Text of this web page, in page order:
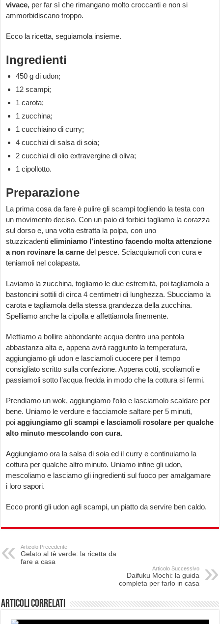
vivace, per far sì che rimangano molto croccanti e non si
ammorbidiscano troppo.
Ecco la ricetta, seguiamola insieme.
Ingredienti
450 g di udon;
12 scampi;
1 carota;
1 zucchina;
1 cucchiaino di curry;
4 cucchiai di salsa di soia;
2 cucchiai di olio extravergine di oliva;
1 cipollotto.
Preparazione
La prima cosa da fare è pulire gli scampi togliendo la testa con
un movimento deciso. Con un paio di forbici tagliamo la corazza
sul dorso e, una volta estratta la polpa, con uno
stuzzicadenti eliminiamo l’intestino facendo molta attenzione
a non rovinare la carne del pesce. Sciacquiamoli con cura e
teniamoli nel colapasta.
Laviamo la zucchina, togliamo le due estremità, poi tagliamola a
bastoncini sottili di circa 4 centimetri di lunghezza. Sbucciamo la
carota e tagliamola della stessa grandezza della zucchina.
Spelliamo anche la cipolla e affettiamola finemente.
Mettiamo a bollire abbondante acqua dentro una pentola
abbastanza alta e, appena avrà raggiunto la temperatura,
aggiungiamo gli udon e lasciamoli cuocere per il tempo
consigliato scritto sulla confezione. Appena cotti, scoliamoli e
passiamoli sotto l’acqua fredda in modo che la cottura si fermi.
Prendiamo un wok, aggiungiamo l’olio e lasciamolo scaldare per
bene. Uniamo le verdure e facciamole saltare per 5 minuti,
poiaggiungiamo gli scampi e lasciamoli rosolare per qualche
alto minuto mescolando con cura.
Aggiungiamo ora la salsa di soia ed il curry e continuiamo la
cottura per qualche altro minuto. Uniamo infine gli udon,
mescoliamo e lasciamo gli ingredienti sul fuoco per amalgamare
i loro sapori.
Ecco pronti gli udon agli scampi, un piatto da servire ben caldo.
Articolo Precedente
Gelato al tè verde: la ricetta da
fare a casa
Articolo Successivo
Daifuku Mochi: la guida
completa per farlo in casa
Articoli correlati